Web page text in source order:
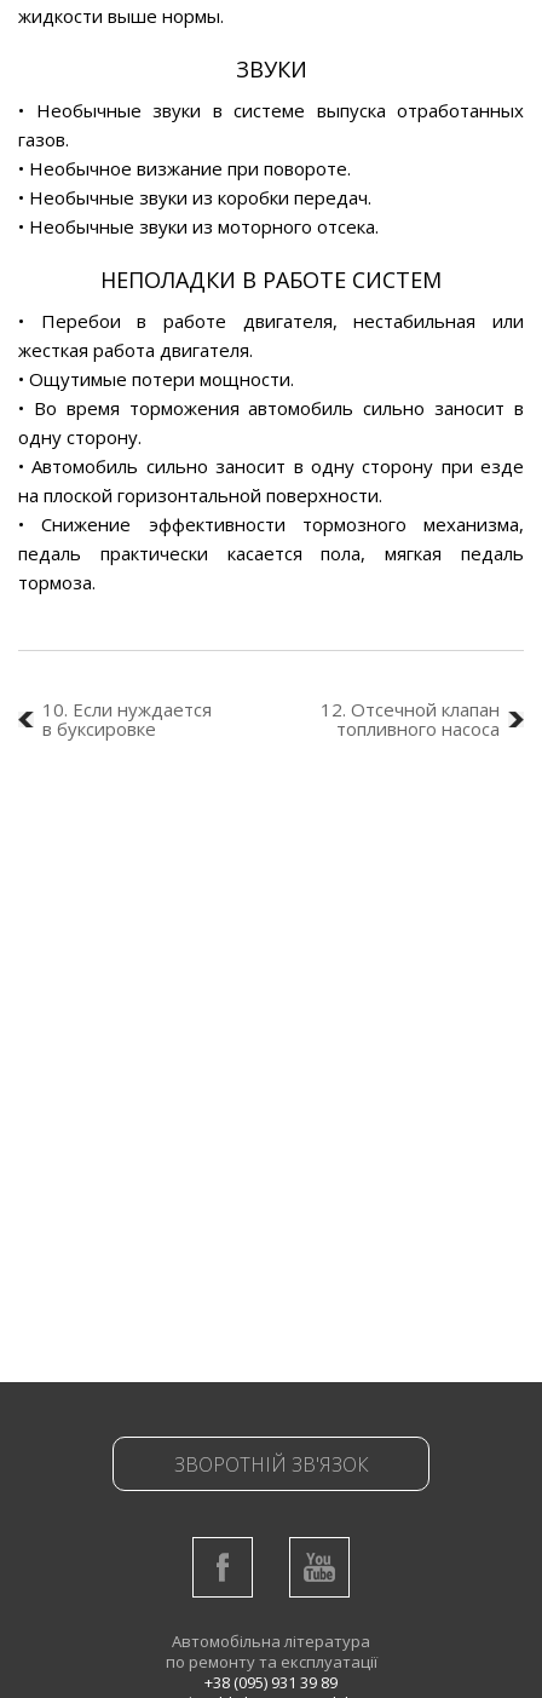
жидкости выше нормы.
ЗВУКИ
• Необычные звуки в системе выпуска отработанных
газов.
• Необычное визжание при повороте.
• Необычные звуки из коробки передач.
• Необычные звуки из моторного отсека.
НЕПОЛАДКИ В РАБОТЕ СИСТЕМ
• Перебои в работе двигателя, нестабильная или
жесткая работа двигателя.
• Ощутимые потери мощности.
• Во время торможения автомобиль сильно заносит в
одну сторону.
• Автомобиль сильно заносит в одну сторону при езде
на плоской горизонтальной поверхности.
• Снижение эффективности тормозного механизма,
педаль практически касается пола, мягкая педаль
тормоза.
10. Если нуждается
в буксировке
12. Отсечной клапан
топливного насоса
ЗВОРОТНІЙ ЗВ'ЯЗОК
Автомобільна література
по ремонту та експлуатації
+38 (095) 931 39 89